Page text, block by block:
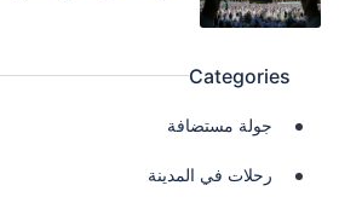
Categories
جولة مستضافة
رحلات في المدينة